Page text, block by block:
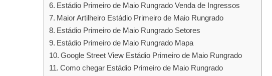
Estádio Primeiro de Maio Rungrado Venda de Ingressos
Maior Artilheiro Estádio Primeiro de Maio Rungrado
Estádio Primeiro de Maio Rungrado Setores
Estádio Primeiro de Maio Rungrado Mapa
Google Street View Estádio Primeiro de Maio Rungrado
Como chegar Estádio Primeiro de Maio Rungrado